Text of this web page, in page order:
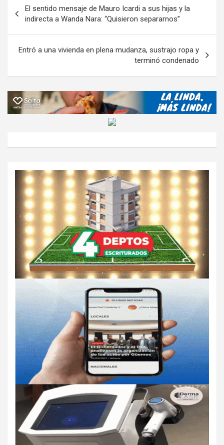
o
k
p
p
m
M
ail
er
ar
tir
de
entradas
El sentido mensaje de Mauro Icardi a sus hijas y la
indirecta a Wanda Nara: “Quisieron separarnos”
Entró a una vivienda en plena mudanza, sustrajo ropa y
terminó condenado